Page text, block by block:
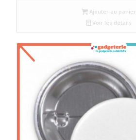
Ajouter au panier
Voir les détails